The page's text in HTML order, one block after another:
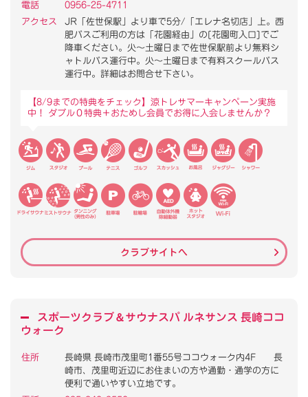
電話
0956-25-4711
アクセス
JR「佐世保駅」より車で5分/「エレナ名切店」上。西
肥バスご利用の方は「花園経由」の[花園町入口]でご
降車ください。火～土曜日まで佐世保駅前より無料シ
ャトルバス運行中。火～土曜日まで有料スクールバス
運行中。詳細はお問合せ下さい。
【8/9までの特典をチェック】涼トレサマーキャンペーン実施
中！ ダブル０特典＋おためし会員でお得に入会しませんか？
クラブサイトへ
スポーツクラブ＆サウナスパ ルネサンス 長崎ココ
ウォーク
住所
長崎県 長崎市茂里町1番55号ココウォーク内4F 長
崎市、茂里町近辺にお住まいの方や通勤・通学の方に
便利で通いやすい立地です。